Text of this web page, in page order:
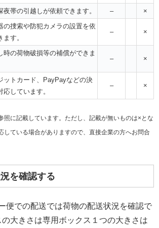
夜帯の引越しが依頼できます。 –
×
の捜索や防犯カメラの設置を依
ます。
– ×
時の荷物破損等の補償ができま
– ×
ットカード、PayPayなどの決
応しています。
– ×
に記載しています。ただし、記載が無いものは×とな
している場合がありますので、直接企業の方へお問合
を確認する
便での配送では荷物の配送状況を確認で
大きさは専用ボックス１つの大きさは